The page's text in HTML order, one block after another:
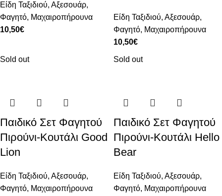
Είδη Ταξιδιού, Αξεσουάρ,
Φαγητό, Μαχαιροπήρουνα
10,50€
Είδη Ταξιδιού, Αξεσουάρ,
Φαγητό, Μαχαιροπήρουνα
10,50€
Sold out
Παιδικό Σετ Φαγητού
Πιρούνι-Κουτάλι Good
Lion
Είδη Ταξιδιού, Αξεσουάρ,
Φαγητό, Μαχαιροπήρουνα
Sold out
Παιδικό Σετ Φαγητού
Πιρούνι-Κουτάλι Hello
Bear
Είδη Ταξιδιού, Αξεσουάρ,
Φαγητό, Μαχαιροπήρουνα